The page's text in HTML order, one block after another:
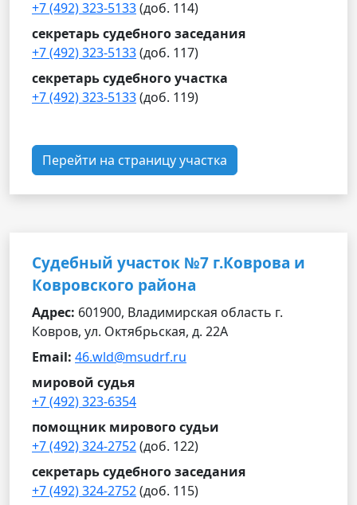
+7 (492) 323-5133(доб. 114)
секретарь судебного заседания
+7 (492) 323-5133(доб. 117)
секретарь судебного участка
+7 (492) 323-5133(доб. 119)
Перейти на страницу участка
Судебный участок №7 г.Коврова и
Ковровского района
Адрес: 601900, Владимирская область г.
Ковров, ул. Октябрьская, д. 22А
Email: 46.wld@msudrf.ru
мировой судья
+7 (492) 323-6354
помощник мирового судьи
+7 (492) 324-2752(доб. 122)
секретарь судебного заседания
+7 (492) 324-2752(доб. 115)